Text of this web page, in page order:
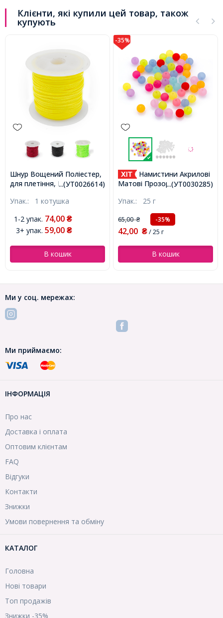
Клієнти, які купили цей товар, також
купують
...(УТ0026614)
Шнур Вощений Поліестер,
для плетіння, Макраме та
близько 10м/котушка,
Упак.: 1 котушка
1-2 упак. 74,00 ₴
3+ упак. 59,00 ₴
В кошик
-35%
...(УТ0030285)
Намистини Акрилові
Матові Прозорі Круглі,
близько 90шт/25г,
(УТ0030285)
Упак.: 25 г
65,00₴ -35%
42,00 ₴/ 25 г
В кошик
Ми у соц. мережах:
Ми приймаємо:
ІНФОРМАЦІЯ
Про нас
Доставка і оплата
Оптовим клієнтам
FAQ
Відгуки
Контакти
Знижки
Умови повернення та обміну
КАТАЛОГ
Головна
Нові товари
Топ продажів
Знижки -35%